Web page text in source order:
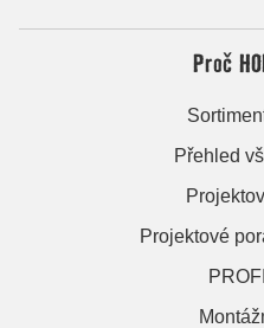
Proč
Přehled
Projektové